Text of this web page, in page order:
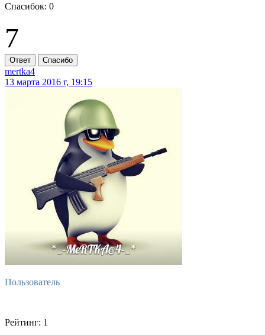
Спасибок: 0
7
Ответ Спасибо
mertka4
13 марта 2016 г, 19:15
Пользователь
Рейтинг: 1